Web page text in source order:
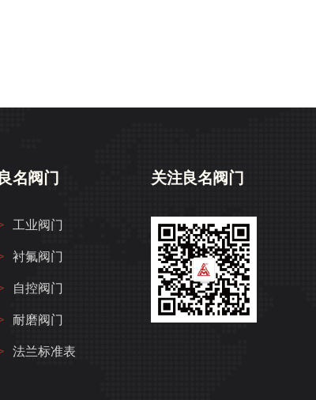
良名阀门
工业阀门
衬氟阀门
自控阀门
耐磨阀门
法兰标准表
关注良名阀门